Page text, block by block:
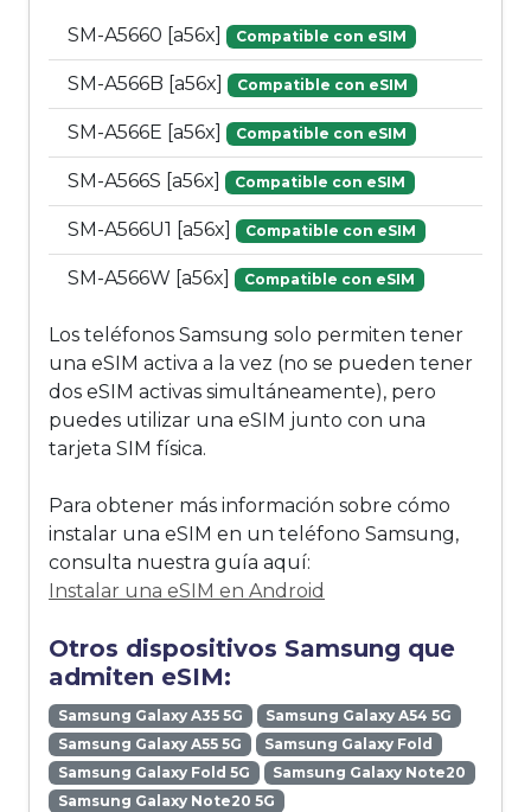
SM-A5660 [a56x] Compatible con eSIM
SM-A566B [a56x] Compatible con eSIM
SM-A566E [a56x] Compatible con eSIM
SM-A566S [a56x] Compatible con eSIM
SM-A566U1 [a56x] Compatible con eSIM
SM-A566W [a56x] Compatible con eSIM
Los teléfonos Samsung solo permiten tener
una eSIM activa a la vez (no se pueden tener
dos eSIM activas simultáneamente), pero
puedes utilizar una eSIM junto con una
tarjeta SIM física.
Para obtener más información sobre cómo
instalar una eSIM en un teléfono Samsung,
consulta nuestra guía aquí:
Instalar una eSIM en Android
Otros dispositivos Samsung que
admiten eSIM:
Samsung Galaxy A35 5G
Samsung Galaxy A54 5G
Samsung Galaxy A55 5G
Samsung Galaxy Fold
Samsung Galaxy Fold 5G
Samsung Galaxy Note20
Samsung Galaxy Note20 5G